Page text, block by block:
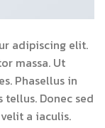
adipiscing elit.
massa. Ut
Phasellus in
Donec sed
a iaculis.